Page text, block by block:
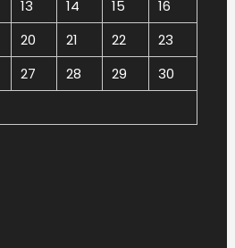
13 14 15
16
20 21 22
23
27 28 29
30